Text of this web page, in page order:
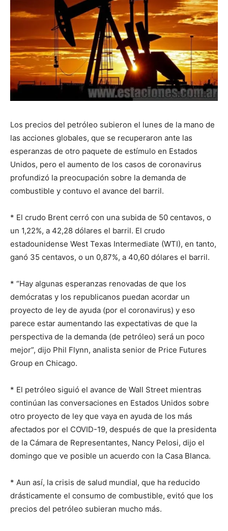
Los precios del petróleo subieron el lunes de la mano de
las acciones globales, que se recuperaron ante las
esperanzas de otro paquete de estímulo en Estados
Unidos, pero el aumento de los casos de coronavirus
profundizó la preocupación sobre la demanda de
combustible y contuvo el avance del barril.
* El crudo Brent cerró con una subida de 50 centavos, o
un 1,22%, a 42,28 dólares el barril. El crudo
estadounidense West Texas Intermediate (WTI), en tanto,
ganó 35 centavos, o un 0,87%, a 40,60 dólares el barril.
* “Hay algunas esperanzas renovadas de que los
demócratas y los republicanos puedan acordar un
proyecto de ley de ayuda (por el coronavirus) y eso
parece estar aumentando las expectativas de que la
perspectiva de la demanda (de petróleo) será un poco
mejor”, dijo Phil Flynn, analista senior de Price Futures
Group en Chicago.
* El petróleo siguió el avance de Wall Street mientras
continúan las conversaciones en Estados Unidos sobre
otro proyecto de ley que vaya en ayuda de los más
afectados por el COVID-19, después de que la presidenta
de la Cámara de Representantes, Nancy Pelosi, dijo el
domingo que ve posible un acuerdo con la Casa Blanca.
* Aun así, la crisis de salud mundial, que ha reducido
drásticamente el consumo de combustible, evitó que los
precios del petróleo subieran mucho más.